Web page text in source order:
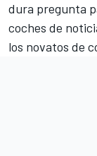
dura pregunta
coches de
los novatos de